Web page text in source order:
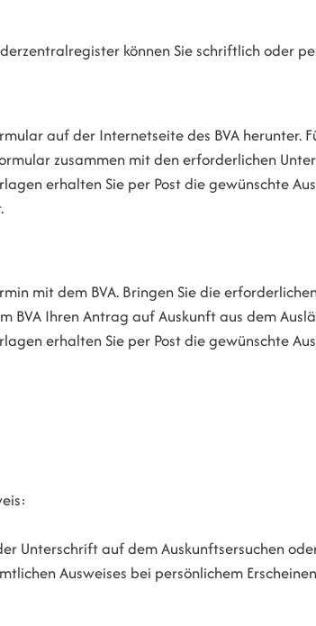
können Sie schriftlich oder
auf der Internetseite des BVA herunter.
zusammen mit den erforderlichen
erhalten Sie per Post die gewünschte
mit dem BVA. Bringen Sie die
BVA Ihren Antrag auf Auskunft aus dem
erhalten Sie per Post die gewünschte
Unterschrift auf dem Auskunftsersuchen
Ausweises bei persönlichem